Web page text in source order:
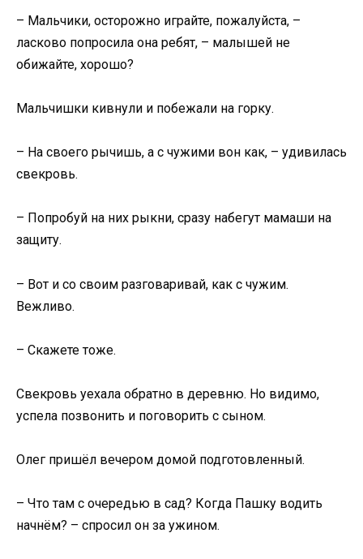
– Мальчики, осторожно играйте, пожалуйста, –
ласково попросила она ребят, – малышей не
обижайте, хорошо?
Мальчишки кивнули и побежали на горку.
– На своего рычишь, а с чужими вон как, – удивилась
свекровь.
– Попробуй на них рыкни, сразу набегут мамаши на
защиту.
– Вот и со своим разговаривай, как с чужим.
Вежливо.
– Скажете тоже.
Свекровь уехала обратно в деревню. Но видимо,
успела позвонить и поговорить с сыном.
Олег пришёл вечером домой подготовленный.
– Что там с очередью в сад? Когда Пашку водить
начнём? – спросил он за ужином.